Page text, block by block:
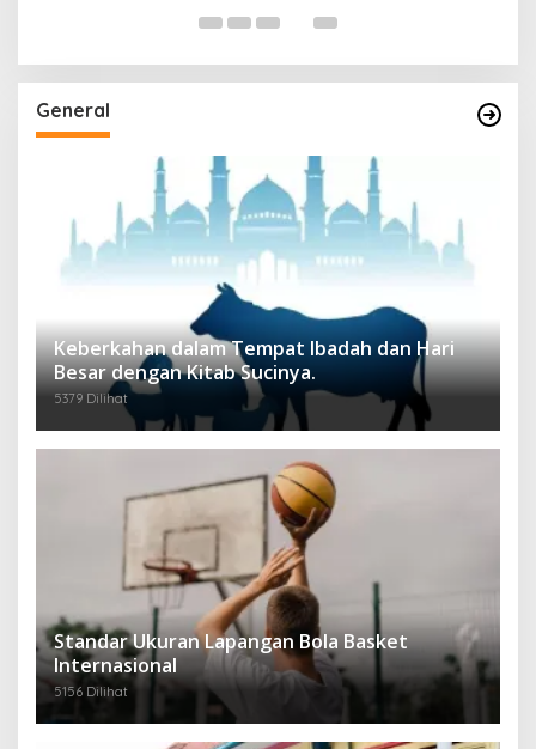
General
Keberkahan dalam Tempat Ibadah dan Hari
Besar dengan Kitab Sucinya.
5379 Dilihat
Standar Ukuran Lapangan Bola Basket
Internasional
5156 Dilihat